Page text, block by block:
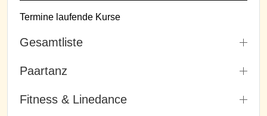
Termine laufende Kurse
Gesamtliste
Paartanz
Fitness & Linedance